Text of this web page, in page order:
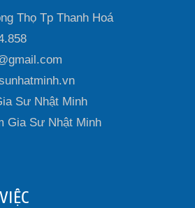
Thọ Tp Thanh Hoá
Sư Nhật Minh
Gia Sư Nhật Minh